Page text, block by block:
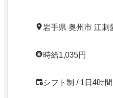
岩手県 奥州市 江刺
時給1,035円
シフト制 / 1日4時